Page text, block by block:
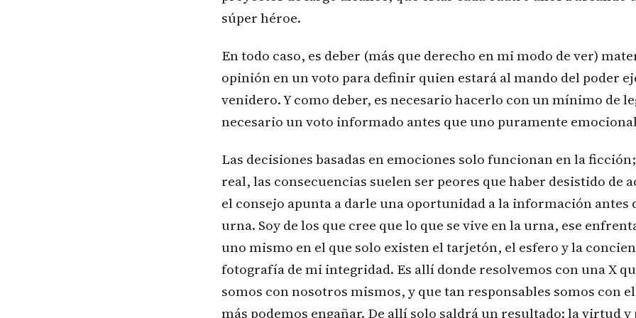
súper héroe.
En todo caso, es deber (más que derecho en mi modo de ver)
opinión en un voto para definir quien estará al mando del poder
venidero. Y como deber, es necesario hacerlo con un mínimo de
necesario un voto informado antes que uno puramente
Las decisiones basadas en emociones solo funcionan en la
real, las consecuencias suelen ser peores que haber desistido de
el consejo apunta a darle una oportunidad a la información antes
urna. Soy de los que cree que lo que se vive en la urna, ese
uno mismo en el que solo existen el tarjetón, el esfero y la
fotografía de mi integridad. Es allí donde resolvemos con una X
somos con nosotros mismos, y que tan responsables somos con
más podemos engañar. De allí solo saldrá un resultado: la virtud y